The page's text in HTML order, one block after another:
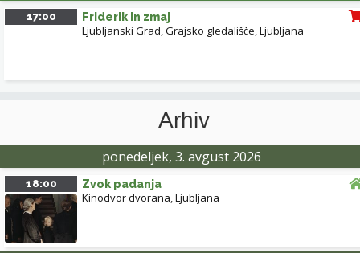
17:00 Friderik in zmaj
Ljubljanski Grad, Grajsko gledališče,Ljubljana
Arhiv
ponedeljek, 3. avgust 2026
18:00 Zvok padanja
Kinodvor dvorana,Ljubljana